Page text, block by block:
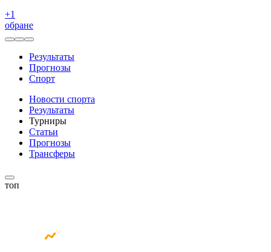
+1
обране
Результаты
Прогнозы
Спорт
Новости спорта
Результаты
Турниры
Статьи
Прогнозы
Трансферы
топ